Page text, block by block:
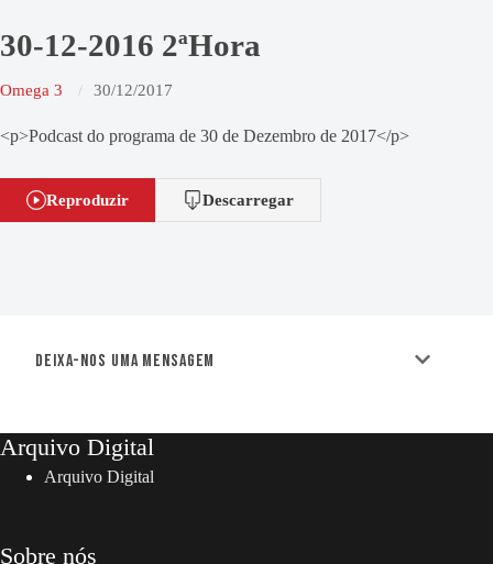
30-12-2016 2ªHora
Omega 3 30/12/2017
<p>Podcast do programa de 30 de Dezembro de 2017</p>
Reproduzir Descarregar
Deixa-nos uma mensagem
Arquivo Digital
Arquivo Digital
Sobre nós